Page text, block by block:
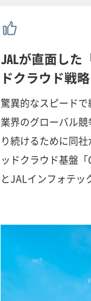
JALが直面した
ドクラウド戦
驚異的なスピード
業界のグローバル
り続けるために同
ッドクラウド基盤
とJALインフォテッ